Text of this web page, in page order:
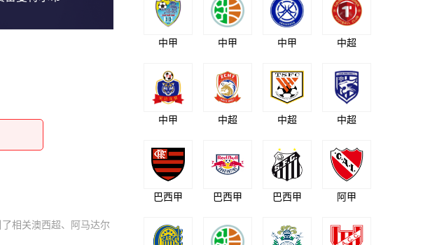
相关澳西超、阿马达尔
中甲 中甲 中甲 中超
中甲 中超 中超 中超
巴西甲 巴西甲 巴西甲 阿甲